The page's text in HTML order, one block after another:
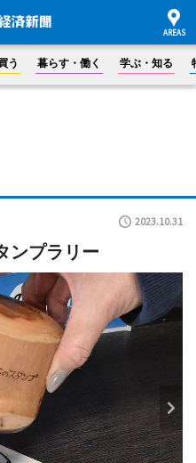
う 暮らす・働く 学ぶ・知る
2023.10.31
ンプラリー